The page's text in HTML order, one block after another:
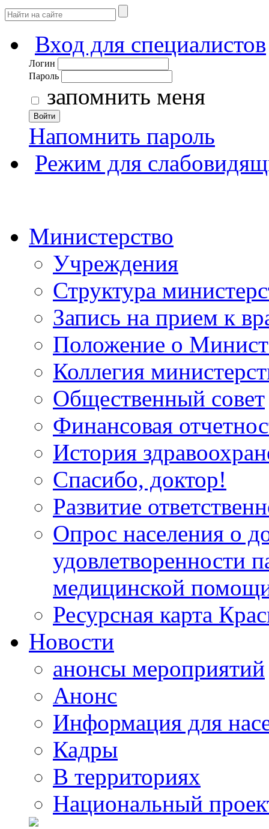
Вход для специалистов
Логин
Пароль
запомнить меня
Войти
Напомнить пароль
Режим для
Министерство
Учреждения
Структура
Запись на прием к
Положение о
Коллегия
Общественный совет
Финансовая
История
Спасибо, доктор!
Развитие
Опрос населения о
удовлетворенности
медицинской
Ресурсная карта
Новости
анонсы мероприятий
Анонс
Информация для
Кадры
В территориях
Национальный